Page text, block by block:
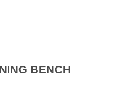
BENCH